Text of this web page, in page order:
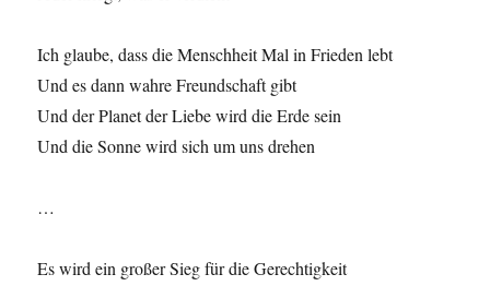
Ich glaube, dass die Menschheit Mal in Frieden lebt
Und es dann wahre Freundschaft gibt
Und der Planet der Liebe wird die Erde sein
Und die Sonne wird sich um uns drehen
…
Es wird ein großer Sieg für die Gerechtigkeit